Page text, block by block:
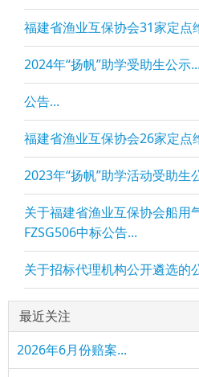
福建省渔业互保协会31家定点
2024年“扬帆”助学受助生公示...
公告...
福建省渔业互保协会26家定点
2023年“扬帆”助学活动受助生
关于福建省渔业互保协会船用
FZSG506中标公告...
关于招标代理机构公开遴选的
最近关注
2026年6月份赔案...